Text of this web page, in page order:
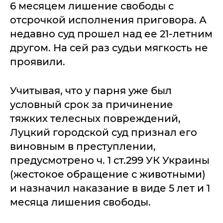
6 месяцем лишение свободы с
отсрочкой исполнения приговора. А
недавно суд прошел над ее 21-летним
другом. На сей раз судьи мягкость не
проявили.
Учитывая, что у парня уже был
условный срок за причинение
тяжких телесных повреждений,
Луцкий городской суд признал его
виновным в преступлении,
предусмотрено ч. 1 ст.299 УК Украины
(жестокое обращение с животными)
и назначил наказание в виде 5 лет и 1
месяца лишения свободы.